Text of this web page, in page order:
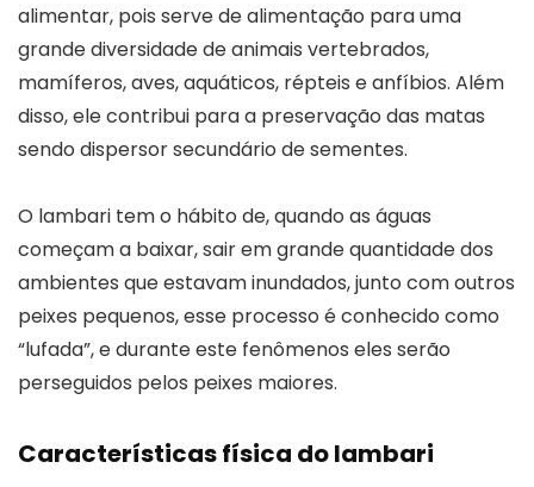
alimentar, pois serve de alimentação para uma
grande diversidade de animais vertebrados,
mamíferos, aves, aquáticos, répteis e anfíbios. Além
disso, ele contribui para a preservação das matas
sendo dispersor secundário de sementes.
O lambari tem o hábito de, quando as águas
começam a baixar, sair em grande quantidade dos
ambientes que estavam inundados, junto com outros
peixes pequenos, esse processo é conhecido como
“lufada”, e durante este fenômenos eles serão
perseguidos pelos peixes maiores.
Características física do lambari